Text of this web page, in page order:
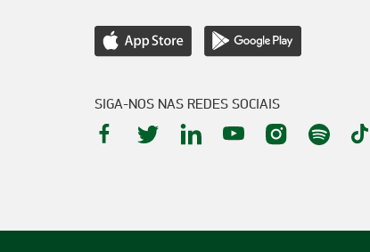
SIGA-NOS NAS REDES SOCIAIS